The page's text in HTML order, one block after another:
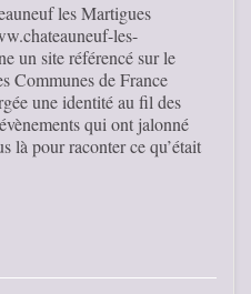
les Martigues
les-
un site référencé sur le
Communes de France
une identité au fil des
qui ont jalonné
là pour raconter ce qu’était